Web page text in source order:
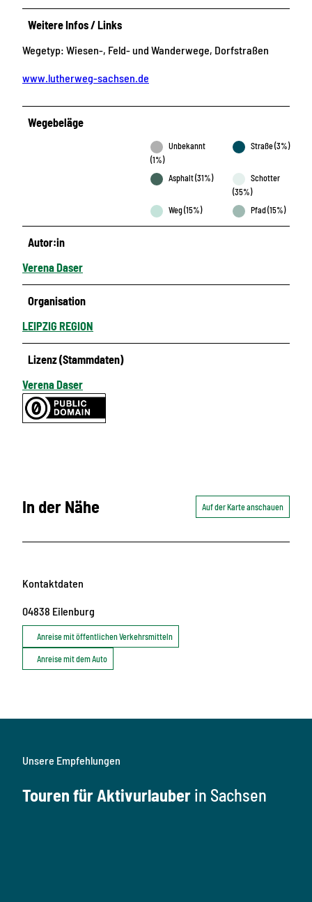
Weitere Infos / Links
Wegetyp: Wiesen-, Feld- und Wanderwege, Dorfstraßen
www.lutherweg-sachsen.de
Wegebeläge
Unbekannt
(1%)
Straße (3%)
Asphalt (31%)
Schotter
(35%)
Weg (15%)
Pfad (15%)
Autor:in
Verena Daser
Organisation
LEIPZIG REGION
Lizenz (Stammdaten)
Verena Daser
In der Nähe Auf der Karte anschauen
Kontaktdaten
04838 Eilenburg
Anreise mit öffentlichen Verkehrsmitteln
Anreise mit dem Auto
Unsere Empfehlungen
Touren für Aktivurlauber in Sachsen